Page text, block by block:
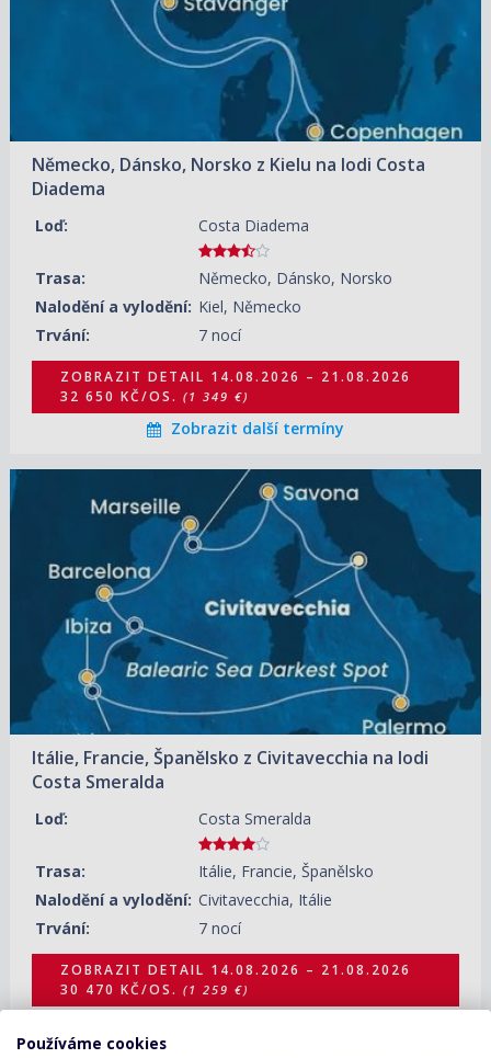
Německo, Dánsko, Norsko z Kielu na lodi Costa
Diadema
Loď: Costa Diadema
Trasa:
Německo, Dánsko, Norsko
Nalodění a vylodění: Kiel, Německo
Trvání:
7 nocí
ZOBRAZIT DETAIL
04.06.2027 – 11.06.2027
(1 029 €)
ZOBRAZIT DETAIL
11.06.2027 – 18.06.2027
24 900 KČ/OS.
(1 029 €)
ZOBRAZIT DETAIL
18.06.2027 – 25.06.2027
ZOBRAZIT DETAIL
02.07.2027 – 09.07.2027
(1 129 €)
(1 229 €)
ZOBRAZIT DETAIL 14.08.2026 – 21.08.2026
32 650 KČ/OS. (1 349 €)
Zobrazit další termíny
Itálie, Francie, Španělsko z Civitavecchia na lodi
Costa Smeralda
Loď: Costa Smeralda
Trasa:
Itálie, Francie, Španělsko
Nalodění a vylodění: Civitavecchia, Itálie
Trvání:
7 nocí
ZOBRAZIT DETAIL
14.08.2026 – 21.08.2026
30 470 KČ/OS.
(1 259 €)
ZOBRAZIT DETAIL
21.08.2026 – 28.08.2026
30 470 KČ/OS.
(1 259 €)
ZOBRAZIT DETAIL
28.08.2026 – 04.09.2026
28 530 KČ/OS.
(1 179 €)
ZOBRAZIT DETAIL 14.08.2026 – 21.08.2026
30 470 KČ/OS. (1 259 €)
Používáme cookies